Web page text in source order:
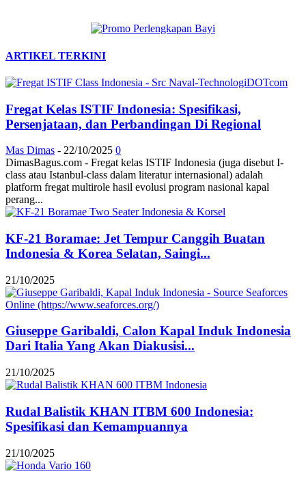
ARTIKEL TERKINI
Fregat Kelas ISTIF Indonesia: Spesifikasi,
Persenjataan, dan Perbandingan Di Regional
Mas Dimas - 22/10/2025 0
DimasBagus.com - Fregat kelas ISTIF Indonesia (juga disebut I-
class atau Istanbul-class dalam literatur internasional) adalah
platform fregat multirole hasil evolusi program nasional kapal
perang...
KF-21 Boramae: Jet Tempur Canggih Buatan
Indonesia & Korea Selatan, Saingi...
21/10/2025
Giuseppe Garibaldi, Calon Kapal Induk Indonesia
Dari Italia Yang Akan Diakusisi...
21/10/2025
Rudal Balistik KHAN ITBM 600 Indonesia:
Spesifikasi dan Kemampuannya
21/10/2025